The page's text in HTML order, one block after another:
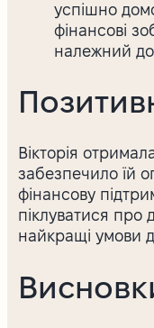
успішно
фінансові
належний
Вікторія
забезпечило їй
фінансову
піклуватися про
найкращі умови